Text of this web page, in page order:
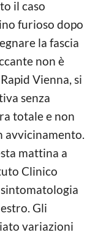
il caso
furioso dopo
la fascia
non è
Vienna, si
senza
totale e non
avvicinamento.
mattina a
Clinico
Gli
variazioni